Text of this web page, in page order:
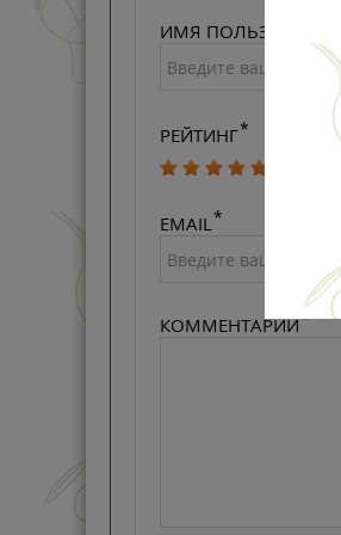
ИМЯ ПОЛЬЗОВАТЕЛЯ
РЕЙТИНГ
EMAIL
КОММЕНТАРИЙ